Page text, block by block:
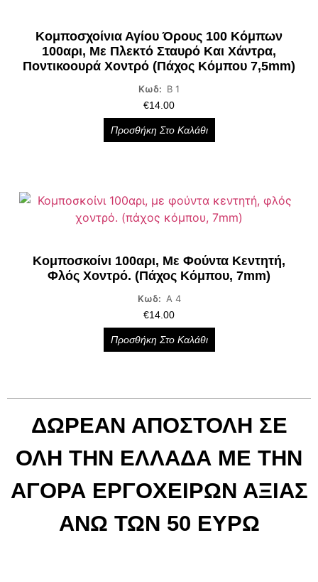
Κομποσχοίνια Αγίου Όρους 100 Κόμπων
100αρι, Με Πλεκτό Σταυρό Και Χάντρα,
Ποντικοουρά Χοντρό (πάχος Κόμπου 7,5mm)
Κωδ: Β 1
€14.00
Προσθήκη Στο Καλάθι
Κομποσκοίνι 100αρι, Με Φούντα Κεντητή,
Φλός Χοντρό. (πάχος Κόμπου, 7mm)
Κωδ: Α 4
€14.00
Προσθήκη Στο Καλάθι
ΔΩΡΕΑΝ ΑΠΟΣΤΟΛΗ ΣΕ
ΟΛΗ ΤΗΝ ΕΛΛΑΔΑ ΜΕ ΤΗΝ
ΑΓΟΡΑ ΕΡΓΟΧΕΙΡΩΝ ΑΞΙΑΣ
ΑΝΩ ΤΩΝ 50 ΕΥΡΩ